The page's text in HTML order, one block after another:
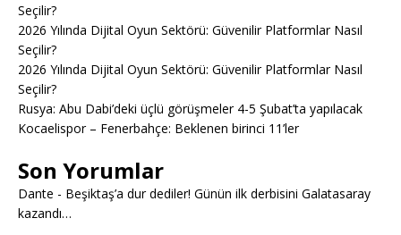
Seçilir?
2026 Yılında Dijital Oyun Sektörü: Güvenilir Platformlar Nasıl
Seçilir?
2026 Yılında Dijital Oyun Sektörü: Güvenilir Platformlar Nasıl
Seçilir?
Rusya: Abu Dabi’deki üçlü görüşmeler 4-5 Şubat’ta yapılacak
Kocaelispor – Fenerbahçe: Beklenen birinci 11’ler
Son Yorumlar
Dante - Beşiktaş’a dur dediler! Günün ilk derbisini Galatasaray
kazandı…